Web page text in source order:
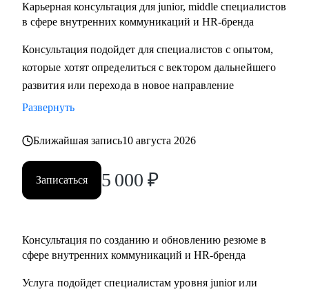
необходимые для достижения этой цели
внутренних коммуникаций, HR-бренда или
корпоративного event-менеджера, особенно в ИТ-сферу
• подготовить или переработать кейсы для поиска работы
• разработать стратегию поиска работы или роста внутри
• помочь разобраться с нюансами работы по этим
направлениями и с тем, как это устроено в различных
компаниях и отраслях
• проанализировать ваше текущее резюме и дать советы
• специалистам, которые хотят развиваться в сфере
мероприятий, комьюнити-менеджмента
Карьерная консультация для junior, middle специалистов
в сфере внутренних коммуникаций и HR-бренда
Консультация подойдет для специалистов с опытом,
которые хотят определиться с вектором дальнейшего
развития или перехода в новое направление
Развернуть
Ближайшая запись10 августа 2026
Записаться 5 000 ₽
Консультация по созданию и обновлению резюме в
сфере внутренних коммуникаций и HR-бренда
Услуга подойдет специалистам уровня junior или